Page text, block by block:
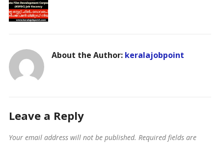
About the Author: keralajobpoint
Leave a Reply
Your email address will not be published. Required fields are